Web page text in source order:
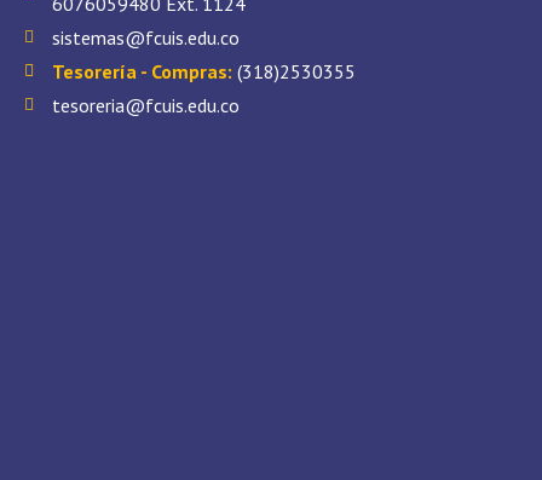
sistemas@fcuis.edu.co
Tesorería - Compras: (318)2530355
tesoreria@fcuis.edu.co